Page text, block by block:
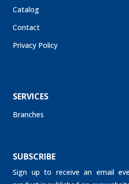
Catalog
Contact
Privacy Policy
SERVICES
Branches
SUBSCRIBE
Sign up to receive an email